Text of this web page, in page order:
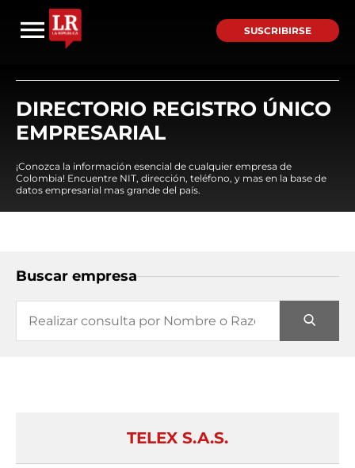
SUSCRIBIRSE
DIRECTORIO REGISTRO ÚNICO
EMPRESARIAL
¡Conozca la información esencial de cualquier empresa de
Colombia! Encuentre NIT, dirección, teléfono, y mas en la base de
datos empresarial mas grande del país.
Buscar empresa
TELEX S.A.S.